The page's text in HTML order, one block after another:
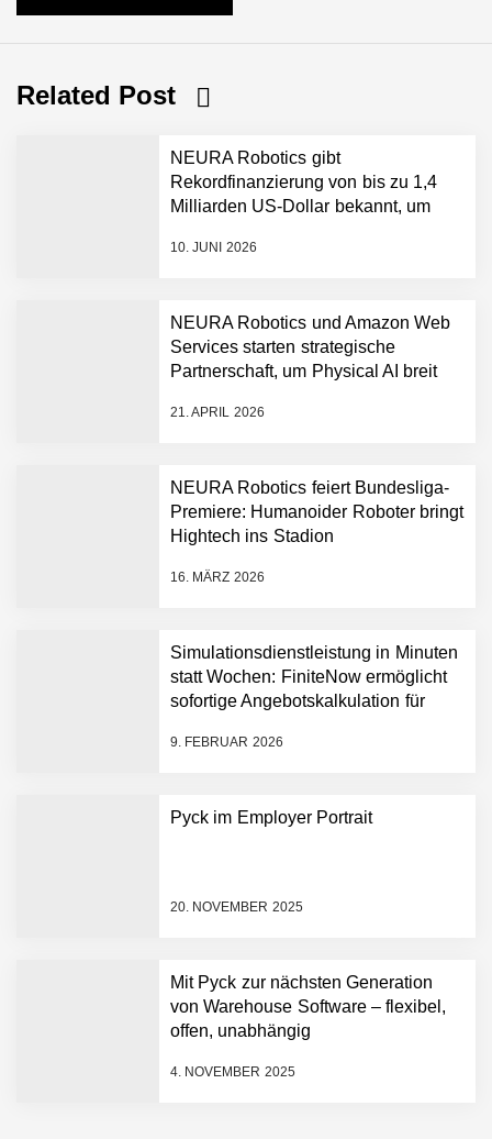
Related Post
NEURA Robotics gibt
Rekordfinanzierung von bis zu 1,4
Milliarden US-Dollar bekannt, um
Physical-AI-Plattform zu
10. JUNI 2026
NEURA Robotics und Amazon Web
Services starten strategische
Partnerschaft, um Physical AI breit
21. APRIL 2026
NEURA Robotics feiert Bundesliga-
Premiere: Humanoider Roboter bringt
Hightech ins Stadion
16. MÄRZ 2026
Simulationsdienstleistung in Minuten
statt Wochen: FiniteNow ermöglicht
sofortige Angebotskalkulation für
9. FEBRUAR 2026
Pyck im Employer Portrait
20. NOVEMBER 2025
Mit Pyck zur nächsten Generation
von Warehouse Software – flexibel,
offen, unabhängig
4. NOVEMBER 2025
NEURA Robotics gibt
Rekordfinanzierung von
Dollar bekannt, um den
Plattform zu beschleunigen
NEURA Robotics und
Amazon Web Services
starten strategische
AI breit auszurollen
Humanoider Roboter bringt
Hightech ins Stadion
Simulationsdienstleistung in
Minuten statt Wochen:
FiniteNow ermöglicht
Entwicklungsprozesse
Maximilian Mack von Pyck